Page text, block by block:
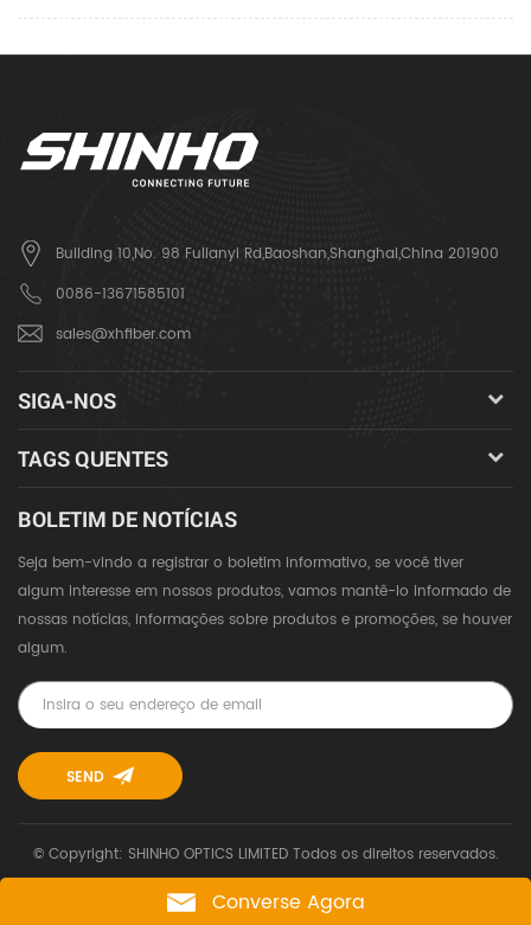
Building 10,No. 98 Fulianyi Rd,Baoshan,Shanghai,China 201900
0086-13671585101
sales@xhfiber.com
SIGA-NOS
TAGS QUENTES
BOLETIM DE NOTÍCIAS
Seja bem-vindo a registrar o boletim informativo, se você tiver
algum interesse em nossos produtos, vamos mantê-lo informado de
nossas notícias, informações sobre produtos e promoções, se houver
algum.
© Copyright: SHINHO OPTICS LIMITED Todos os direitos reservados.
Converse Agora